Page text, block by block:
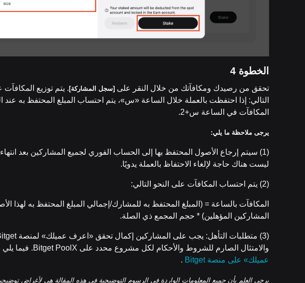
الخطوة 4
تحقق من رصيدك ومكافآتك من خلال النقر على [سجل المشاركة]. يتم توزيع
المكافآت في الساعة س+2.
يرجى ملاحظة ما يلي:
(1) سيتم إرجاع الأصول المحتفظ بها إلى الحساب الفوري لجميع المشاركين بعد انتهاء
ليست هناك حاجة لإلغاء الاحتفاظ بالعملة يدويًا.
(2) يتم احتساب المكافآت على النحو التالي:
المكافآت بالساعة = (المبلغ المحتفظ به للمشارك/إجمالي المبلغ المحتفظ به لهذا
المشاركين المؤهلين) * حجم المجمع ذي الصلة.
والامتثال الصارم للشروط والأحكام لكل مشروع محدد على Bitget PoolX. فيما يلي دليلك
عميلك» على منصةBitget
.
يرجى العلم بأن جميع المعلومات الواردة في الرسوم التوضيحية في هذه المقالة هي لأغراض